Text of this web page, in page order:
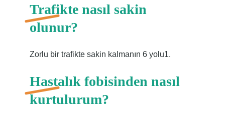
Trafikte nasıl sakin
olunur?
Zorlu bir trafikte sakin kalmanın 6 yolu1.
Hastalık fobisinden nasıl
kurtulurum?